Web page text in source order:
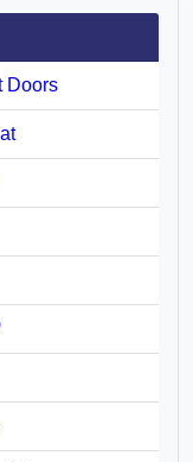
Doors